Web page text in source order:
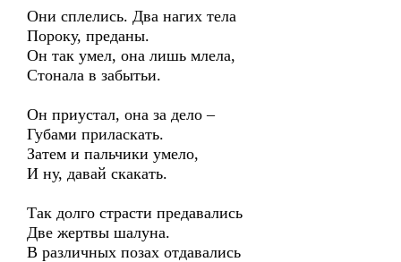
Они сплелись. Два нагих тела
Пороку, преданы.
Он так умел, она лишь млела,
Стонала в забытьи.
Он приустал, она за дело –
Губами приласкать.
Затем и пальчики умело,
И ну, давай скакать.
Так долго страсти предавались
Две жертвы шалуна.
В различных позах отдавались